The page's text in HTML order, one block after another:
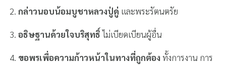
กล่าวนอบน้อมบูชาหลวงปู่ดู่ และพระรัตนตรัย
อธิษฐานด้วยใจบริสุทธิ์ไม่เบียดเบียนผู้อื่น
ขอพรเพื่อความก้าวหน้าในทางที่ถูกต้องทั้งการงาน การ